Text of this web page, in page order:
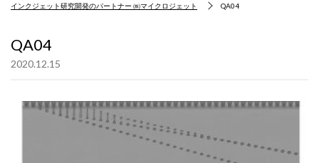
インクジェット研究開発のパートナー ㈱マイクロジェット QA04
QA04
2020.12.15